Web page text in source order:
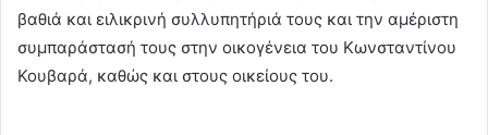
βαθιά και ειλικρινή συλλυπητήριά τους και την αμέριστη
συμπαράστασή τους στην οικογένεια του Κωνσταντίνου
Κουβαρά, καθώς και στους οικείους του.